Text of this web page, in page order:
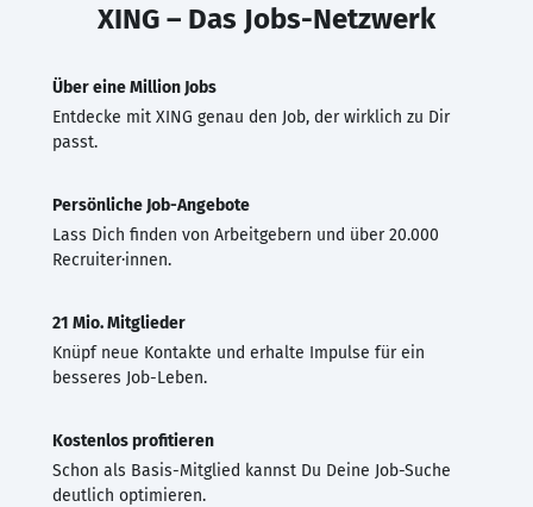
XING – Das Jobs-Netzwerk
Über eine Million Jobs
Entdecke mit XING genau den Job, der wirklich zu Dir
passt.
Persönliche Job-Angebote
Lass Dich finden von Arbeitgebern und über 20.000
Recruiter·innen.
21 Mio. Mitglieder
Knüpf neue Kontakte und erhalte Impulse für ein
besseres Job-Leben.
Kostenlos profitieren
Schon als Basis-Mitglied kannst Du Deine Job-Suche
deutlich optimieren.